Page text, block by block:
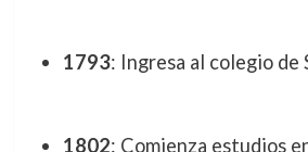
1793: Ingresa al colegio de
1802: Comienza estudios